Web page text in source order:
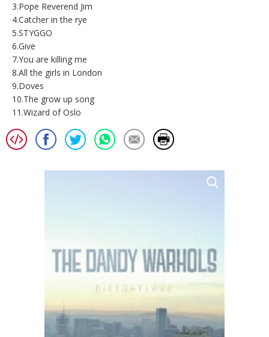
3.Pope Reverend Jim
4.Catcher in the rye
5.STYGGO
6.Give
7.You are killing me
8.All the girls in London
9.Doves
10.The grow up song
11.Wizard of Oslo